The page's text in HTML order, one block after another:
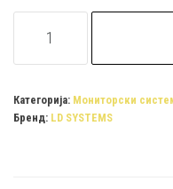
G3
12"
Категорија: Мониторски
Бренд: LD SYSTEMS